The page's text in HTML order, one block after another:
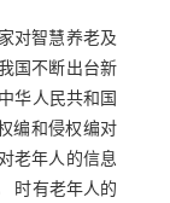
对智慧养老及
国不断出台新
华人民共和国
编和侵权编对
老年人的信息
时有老年人的